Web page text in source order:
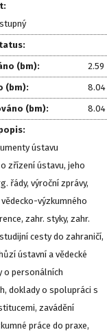
(bm): 2.59
(bm): 8.04
(bm): 8.04
ústavu
zřízení ústavu, jeho
řády, výroční zprávy,
výzkumného
zahr. styky, zahr.
cesty do zahraničí,
ústavní a vědecké
o personálních
doklady o spolupráci s
zavádění
práce do praxe,